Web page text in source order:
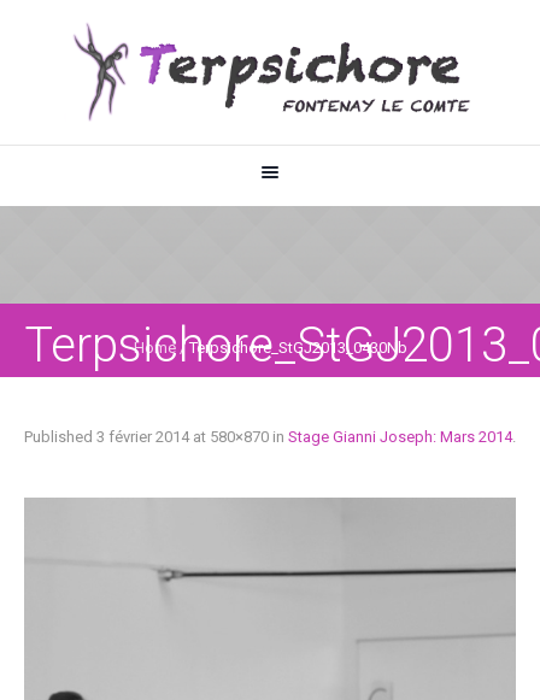
Home /Terpsichore_StGJ2013_0430Nb
Published 3 février 2014at 580×870 in Stage Gianni Joseph: Mars 2014.